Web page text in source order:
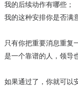
我的后续动作有哪些；
我的这种安排你是否满
只有你把重要消息重复
是一个靠谱的人，领导
如果通过了，你就可以